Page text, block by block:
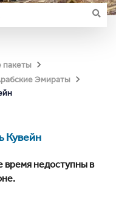
пакеты
Эмираты
Кувейн
недоступны в